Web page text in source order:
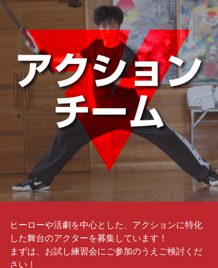
ヒーローや活劇を中心とした、アクションに特化
した舞台のアクターを募集しています！
まずは、お試し練習会にご参加のうえご検討くだ
さい！